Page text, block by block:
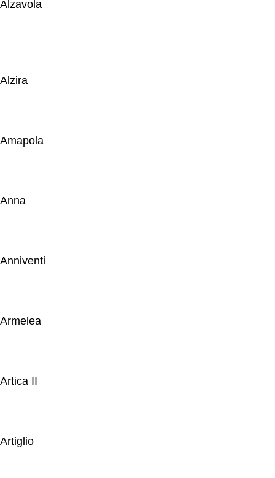
Alzavola
Alzira
Amapola
Anna
Anniventi
Armelea
Artica II
Artiglio